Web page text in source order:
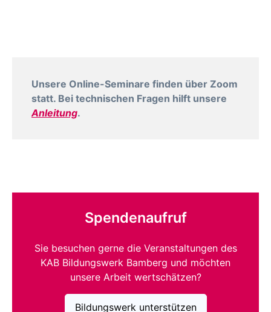
Unsere Online-Seminare finden über Zoom
statt. Bei technischen Fragen hilft unsere
Anleitung.
Spendenaufruf
Sie besuchen gerne die Veranstaltungen des
KAB Bildungswerk Bamberg und möchten
unsere Arbeit wertschätzen?
Bildungswerk unterstützen